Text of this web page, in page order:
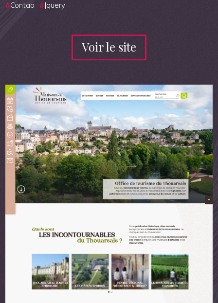
Contao Jquery
Voir le site